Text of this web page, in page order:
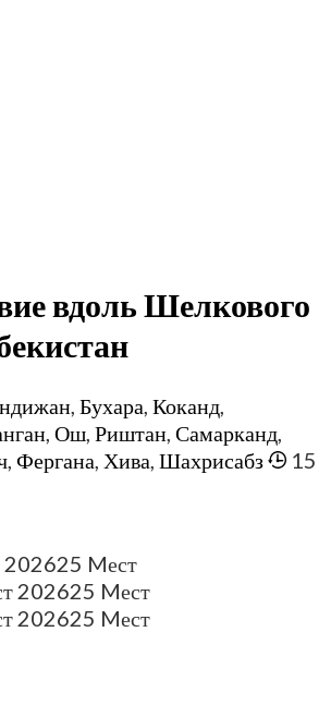
вдоль Шелкового
,Бухара ,Коканд
Ош Риштан Самарканд
Фергана Хива Шахрисабз
15
202625 Mест
202625 Mест
202625 Mест